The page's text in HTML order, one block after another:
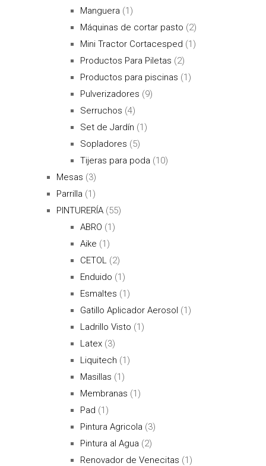
Manguera (1)
Máquinas de cortar pasto (2)
Mini Tractor Cortacesped (1)
Productos Para Piletas (2)
Productos para piscinas (1)
Pulverizadores (9)
Serruchos (4)
Set de Jardín (1)
Sopladores (5)
Tijeras para poda (10)
Mesas (3)
Parrilla (1)
PINTURERÍA (55)
ABRO (1)
Aike (1)
CETOL
(2)
Enduido (1)
Esmaltes (1)
Gatillo Aplicador Aerosol (1)
Ladrillo Visto (1)
Latex (3)
Liquitech (1)
Masillas (1)
Membranas (1)
Pad (1)
Pintura Agricola (3)
Pintura al Agua (2)
Renovador de Venecitas (1)